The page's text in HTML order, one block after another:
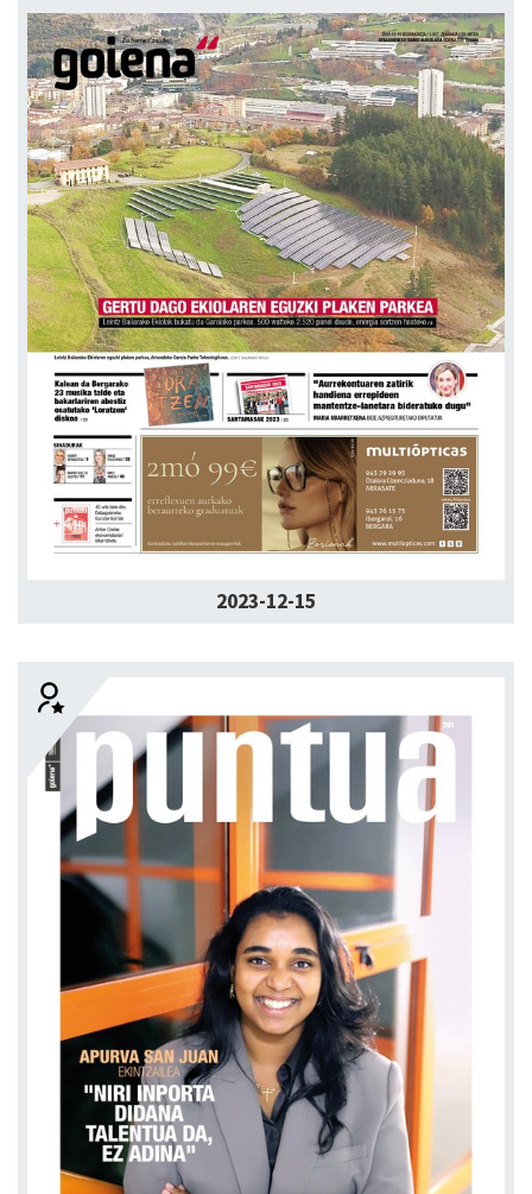
2023-12-15